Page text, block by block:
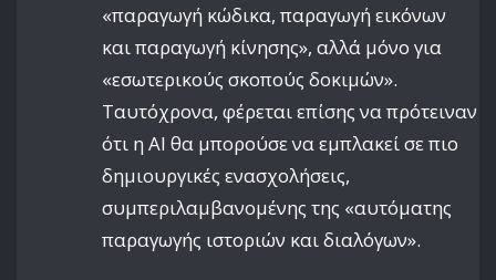
«παραγωγή κώδικα, παραγωγή εικόνων
και παραγωγή κίνησης», αλλά μόνο για
«εσωτερικούς σκοπούς δοκιμών».
Ταυτόχρονα, φέρεται επίσης να πρότειναν
ότι η AI θα μπορούσε να εμπλακεί σε πιο
δημιουργικές ενασχολήσεις,
συμπεριλαμβανομένης της «αυτόματης
παραγωγής ιστοριών και διαλόγων».